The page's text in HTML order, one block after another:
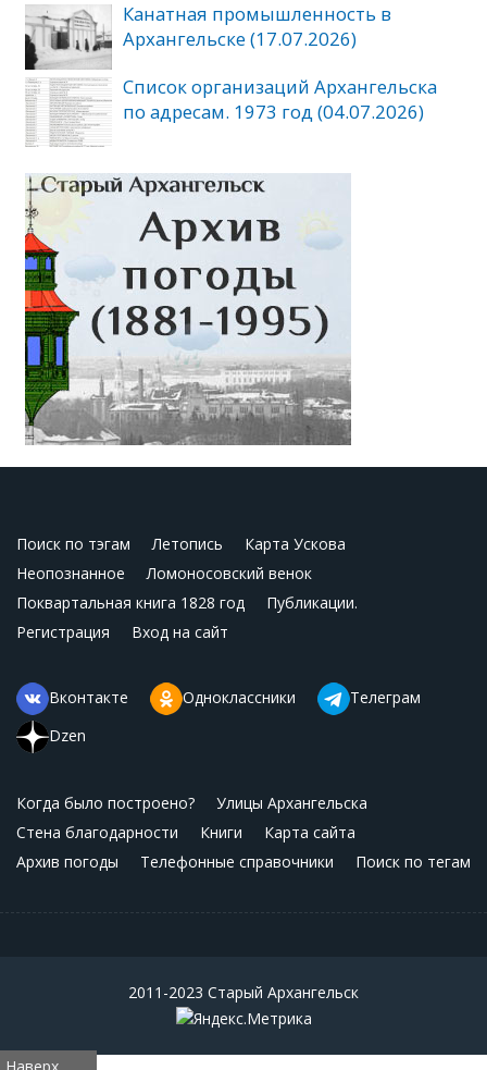
Канатная промышленность в
Архангельске (17.07.2026)
Список организаций Архангельска
по адресам. 1973 год (04.07.2026)
Поиск по тэгам Летопись
Карта Ускова
Неопознанное
Ломоносовский венок
Поквартальная книга 1828 год
Публикации.
Регистрация
Вход на сайт
Вконтакте Одноклассники
Телеграм
Dzen
Когда было построено?
Улицы Архангельска
Стена благодарности
Книги
Карта сайта
Архив погоды
Телефонные справочники Поиск по тегам
2011-2023 Старый Архангельск
Наверх